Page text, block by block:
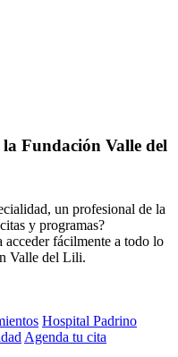
la Fundación Valle del
un profesional de la
y programas?
acceder fácilmente a todo lo
Valle del Lili.
Hospital Padrino
Agenda tu cita